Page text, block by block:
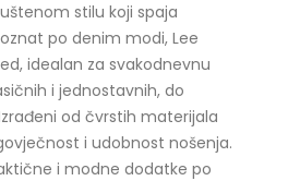
stilu koji spaja
po denim modi, Lee
idealan za svakodnevnu
i jednostavnih, do
od čvrstih materijala
i udobnost nošenja.
i modne dodatke po